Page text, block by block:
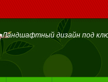
Ландшафтный дизайн под